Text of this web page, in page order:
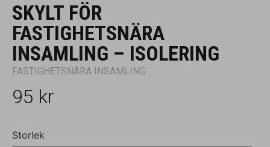
SKYLT FÖR
FASTIGHETSNÄRA
INSAMLING – ISOLERING
FASTIGHETSNÄRA INSAMLING
95 kr
Storlek